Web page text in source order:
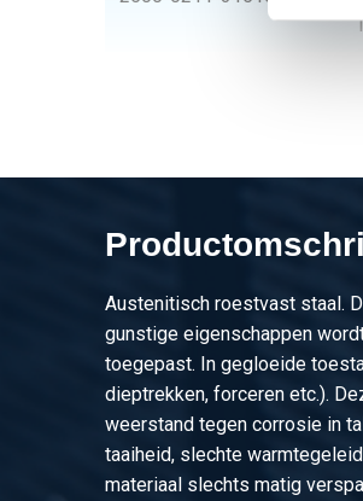
2500-0211-3152
2500-0211-213
2500-0211-251253
2500-0211-3153
Austenitisch roestvast staal.
gunstige eigenschappen
toegepast. In gegloeide
dieptrekken, forceren etc.).
weerstand tegen corrosie in
taaiheid, slechte
materiaal slechts matig